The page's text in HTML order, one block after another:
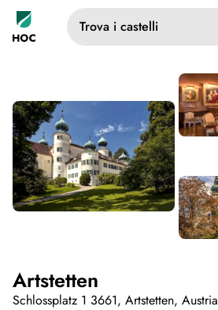
Trova i castelli
Artstetten
Schlossplatz 1 3661, Artstetten, Austria